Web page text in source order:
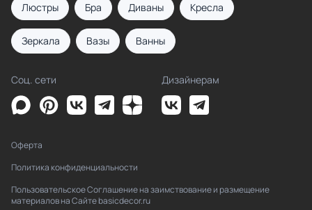
Люстры Бра Диваны Кресла
Зеркала Вазы Ванны
Соц. сети Дизайнерам
Оферта
Политика конфиденциальности
Пользовательское Соглашение на заимствование и размещение
материалов на Сайте basicdecor.ru